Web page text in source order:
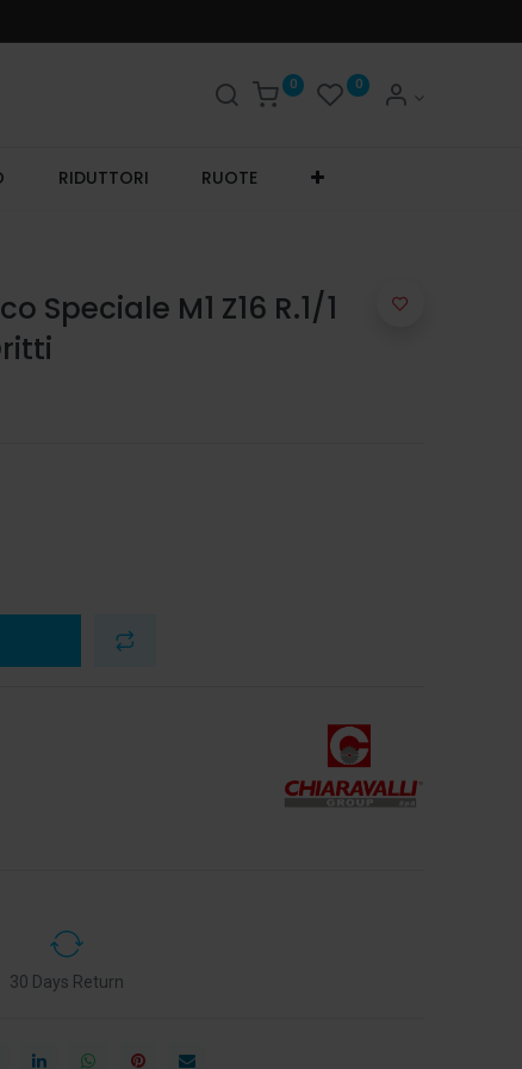
0 0
RIDUTTORI RUOTE
Speciale M1 Z16 R.1/1
30 Days Return